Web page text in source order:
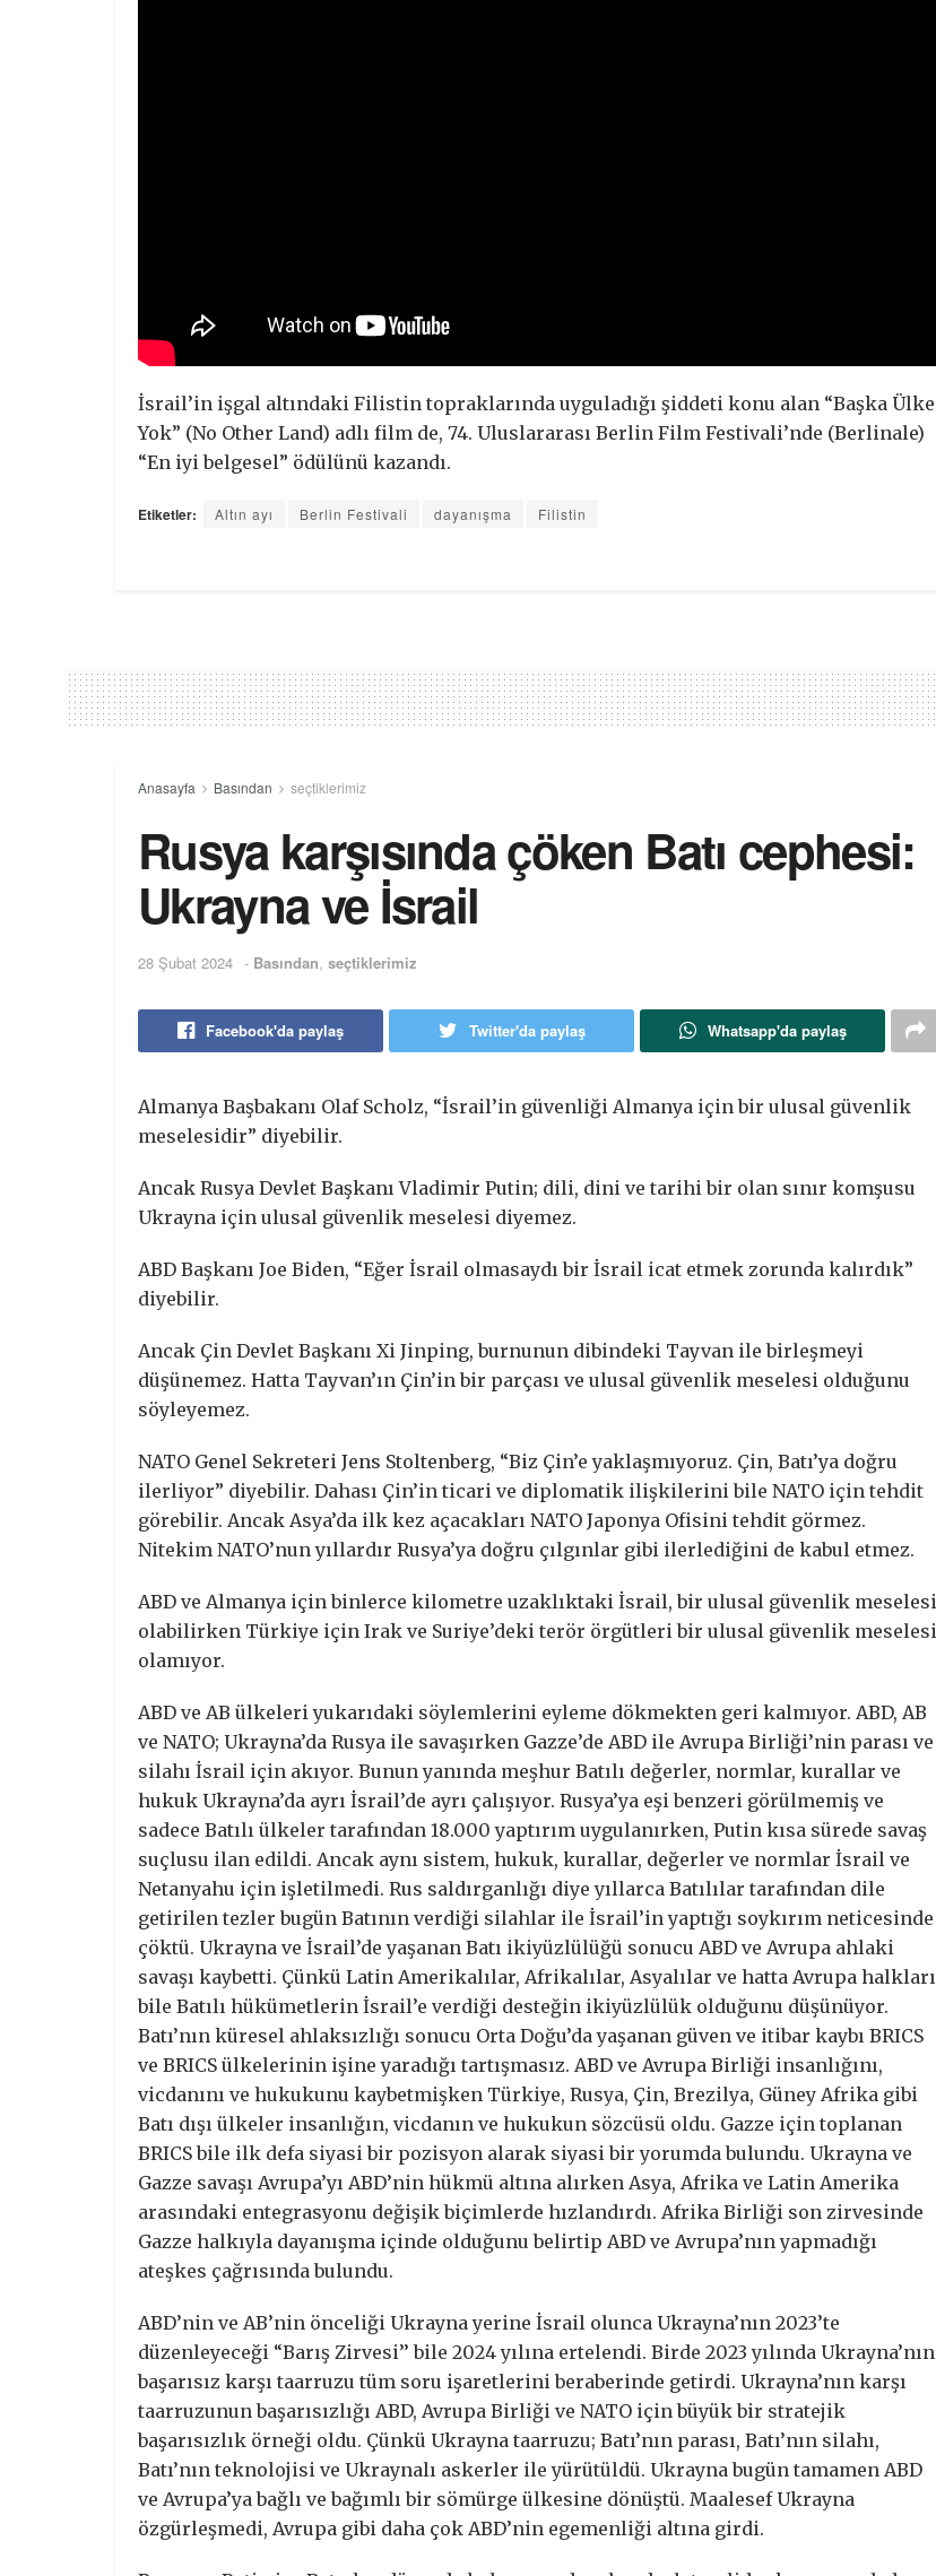
İsrail’in işgal altındaki Filistin topraklarında uyguladığı şiddeti konu alan “Başka Ülke
Yok” (No Other Land) adlı film de, 74. Uluslararası Berlin Film Festivali’nde (Berlinale)
“En iyi belgesel” ödülünü kazandı.
Etiketler: Altın ayı Berlin Festivali dayanışma Filistin
Anasayfa Basından seçtiklerimiz
Rusya karşısında çöken Batı cephesi:
Ukrayna ve İsrail
28 Şubat 2024 - Basından, seçtiklerimiz
Facebook'da paylaş Twitter'da paylaş Whatsapp'da paylaş
Almanya Başbakanı Olaf Scholz, “İsrail’in güvenliği Almanya için bir ulusal güvenlik
meselesidir” diyebilir.
Ancak Rusya Devlet Başkanı Vladimir Putin; dili, dini ve tarihi bir olan sınır komşusu
Ukrayna için ulusal güvenlik meselesi diyemez.
ABD Başkanı Joe Biden, “Eğer İsrail olmasaydı bir İsrail icat etmek zorunda kalırdık”
diyebilir.
Ancak Çin Devlet Başkanı Xi Jinping, burnunun dibindeki Tayvan ile birleşmeyi
düşünemez. Hatta Tayvan’ın Çin’in bir parçası ve ulusal güvenlik meselesi olduğunu
söyleyemez.
NATO Genel Sekreteri Jens Stoltenberg, “Biz Çin’e yaklaşmıyoruz. Çin, Batı’ya doğru
ilerliyor” diyebilir. Dahası Çin’in ticari ve diplomatik ilişkilerini bile NATO için tehdit
görebilir. Ancak Asya’da ilk kez açacakları NATO Japonya Ofisini tehdit görmez.
Nitekim NATO’nun yıllardır Rusya’ya doğru çılgınlar gibi ilerlediğini de kabul etmez.
ABD ve Almanya için binlerce kilometre uzaklıktaki İsrail, bir ulusal güvenlik meselesi
olabilirken Türkiye için Irak ve Suriye’deki terör örgütleri bir ulusal güvenlik meselesi
olamıyor.
ABD ve AB ülkeleri yukarıdaki söylemlerini eyleme dökmekten geri kalmıyor. ABD, AB
ve NATO; Ukrayna’da Rusya ile savaşırken Gazze’de ABD ile Avrupa Birliği’nin parası ve
silahı İsrail için akıyor. Bunun yanında meşhur Batılı değerler, normlar, kurallar ve
hukuk Ukrayna’da ayrı İsrail’de ayrı çalışıyor. Rusya’ya eşi benzeri görülmemiş ve
sadece Batılı ülkeler tarafından 18.000 yaptırım uygulanırken, Putin kısa sürede savaş
suçlusu ilan edildi. Ancak aynı sistem, hukuk, kurallar, değerler ve normlar İsrail ve
Netanyahu için işletilmedi. Rus saldırganlığı diye yıllarca Batılılar tarafından dile
getirilen tezler bugün Batının verdiği silahlar ile İsrail’in yaptığı soykırım neticesinde
çöktü. Ukrayna ve İsrail’de yaşanan Batı ikiyüzlülüğü sonucu ABD ve Avrupa ahlaki
savaşı kaybetti. Çünkü Latin Amerikalılar, Afrikalılar, Asyalılar ve hatta Avrupa halkları
bile Batılı hükümetlerin İsrail’e verdiği desteğin ikiyüzlülük olduğunu düşünüyor.
Batı’nın küresel ahlaksızlığı sonucu Orta Doğu’da yaşanan güven ve itibar kaybı BRICS
ve BRICS ülkelerinin işine yaradığı tartışmasız. ABD ve Avrupa Birliği insanlığını,
vicdanını ve hukukunu kaybetmişken Türkiye, Rusya, Çin, Brezilya, Güney Afrika gibi
Batı dışı ülkeler insanlığın, vicdanın ve hukukun sözcüsü oldu. Gazze için toplanan
BRICS bile ilk defa siyasi bir pozisyon alarak siyasi bir yorumda bulundu. Ukrayna ve
Gazze savaşı Avrupa’yı ABD’nin hükmü altına alırken Asya, Afrika ve Latin Amerika
arasındaki entegrasyonu değişik biçimlerde hızlandırdı. Afrika Birliği son zirvesinde
Gazze halkıyla dayanışma içinde olduğunu belirtip ABD ve Avrupa’nın yapmadığı
ateşkes çağrısında bulundu.
ABD’nin ve AB’nin önceliği Ukrayna yerine İsrail olunca Ukrayna’nın 2023’te
düzenleyeceği “Barış Zirvesi’’ bile 2024 yılına ertelendi. Birde 2023 yılında Ukrayna’nın
başarısız karşı taarruzu tüm soru işaretlerini beraberinde getirdi. Ukrayna’nın karşı
taarruzunun başarısızlığı ABD, Avrupa Birliği ve NATO için büyük bir stratejik
başarısızlık örneği oldu. Çünkü Ukrayna taarruzu; Batı’nın parası, Batı’nın silahı,
Batı’nın teknolojisi ve Ukraynalı askerler ile yürütüldü. Ukrayna bugün tamamen ABD
ve Avrupa’ya bağlı ve bağımlı bir sömürge ülkesine dönüştü. Maalesef Ukrayna
özgürleşmedi, Avrupa gibi daha çok ABD’nin egemenliği altına girdi.